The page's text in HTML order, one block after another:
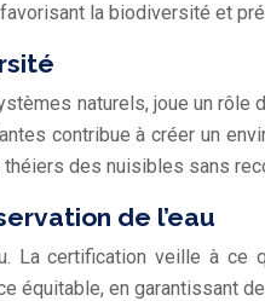
la biodiversité et
naturels, joue un
contribue à créer un
des nuisibles sans
de l’eau
La certification veille à
équitable, en garantissant